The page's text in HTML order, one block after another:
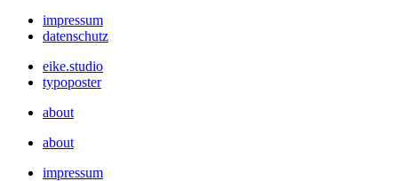
impressum
datenschutz
eike.studio
typoposter
about
about
impressum